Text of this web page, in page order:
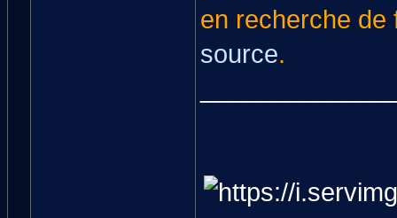
en recherche
source.